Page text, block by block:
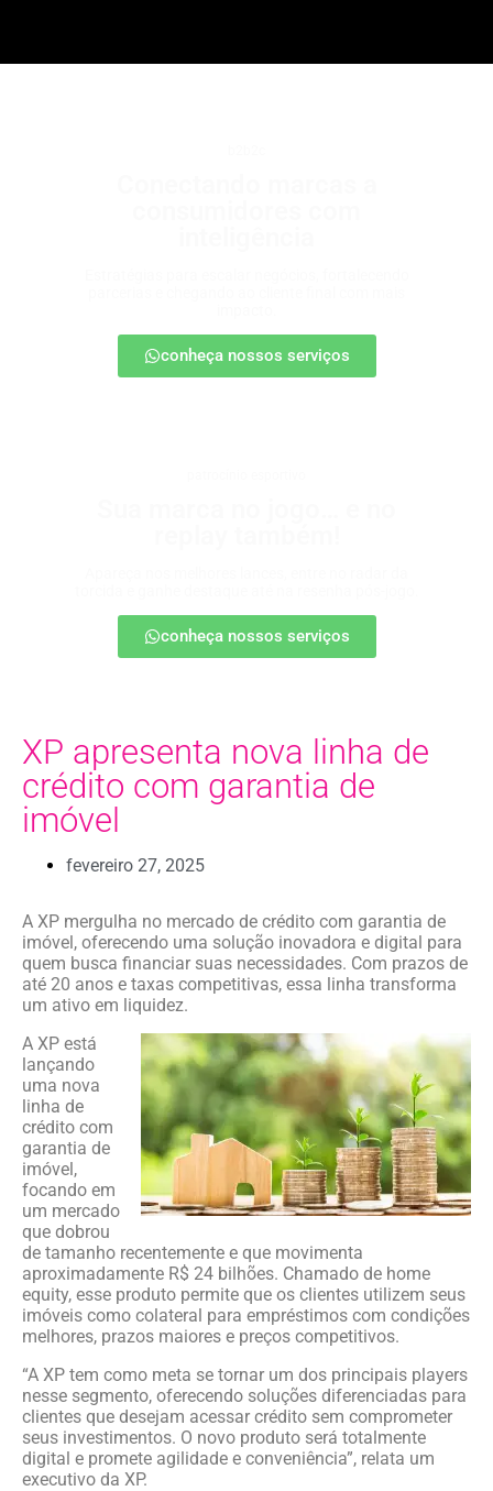
conheça nossos serviços
conheça nossos serviços
XP apresenta nova linha de
crédito com garantia de
imóvel
fevereiro 27, 2025
A XP mergulha no mercado de crédito com garantia de
imóvel, oferecendo uma solução inovadora e digital para
quem busca financiar suas necessidades. Com prazos de
até 20 anos e taxas competitivas, essa linha transforma
um ativo em liquidez.
A XP está
lançando
uma nova
linha de
crédito com
garantia de
imóvel,
focando em
um mercado
que dobrou
de tamanho recentemente e que movimenta
aproximadamente R$ 24 bilhões. Chamado de home
equity, esse produto permite que os clientes utilizem seus
imóveis como colateral para empréstimos com condições
melhores, prazos maiores e preços competitivos.
“A XP tem como meta se tornar um dos principais players
nesse segmento, oferecendo soluções diferenciadas para
clientes que desejam acessar crédito sem comprometer
seus investimentos. O novo produto será totalmente
digital e promete agilidade e conveniência”, relata um
executivo da XP.